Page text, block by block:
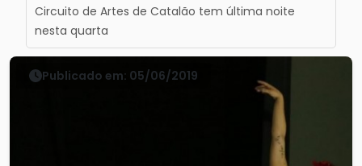
Circuito de Artes de Catalão tem última noite
nesta quarta
Publicado em: 05/06/2019